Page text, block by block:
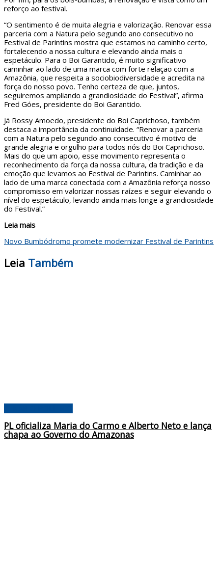
reforço ao festival.
“O sentimento é de muita alegria e valorização. Renovar essa
parceria com a Natura pelo segundo ano consecutivo no
Festival de Parintins mostra que estamos no caminho certo,
fortalecendo a nossa cultura e elevando ainda mais o
espetáculo. Para o Boi Garantido, é muito significativo
caminhar ao lado de uma marca com forte relação com a
Amazônia, que respeita a sociobiodiversidade e acredita na
força do nosso povo. Tenho certeza de que, juntos,
seguiremos ampliando a grandiosidade do Festival”, afirma
Fred Góes, presidente do Boi Garantido.
Já Rossy Amoedo, presidente do Boi Caprichoso, também
destaca a importância da continuidade. “Renovar a parceria
com a Natura pelo segundo ano consecutivo é motivo de
grande alegria e orgulho para todos nós do Boi Caprichoso.
Mais do que um apoio, esse movimento representa o
reconhecimento da força da nossa cultura, da tradição e da
emoção que levamos ao Festival de Parintins. Caminhar ao
lado de uma marca conectada com a Amazônia reforça nosso
compromisso em valorizar nossas raízes e seguir elevando o
nível do espetáculo, levando ainda mais longe a grandiosidade
do Festival.”
Leia mais
Novo Bumbódromo promete modernizar Festival de Parintins
Leia Também
PL oficializa Maria do Carmo e Alberto Neto e lança
chapa ao Governo do Amazonas